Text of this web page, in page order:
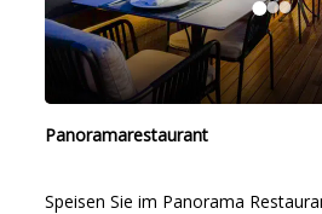
Panoramarestaurant
Speisen Sie im Panorama